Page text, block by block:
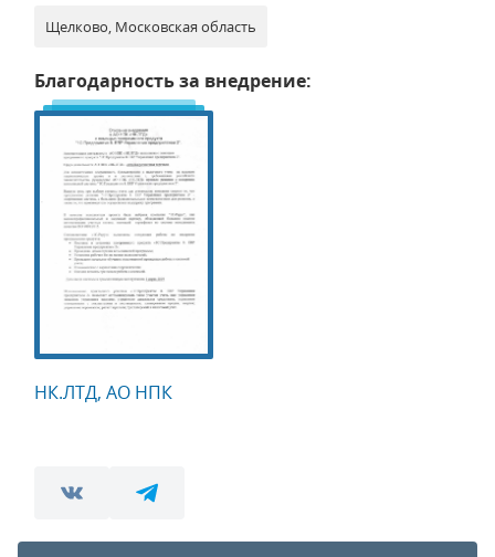
Щелково, Московская область
Благодарность за внедрение:
НК.ЛТД, АО НПК